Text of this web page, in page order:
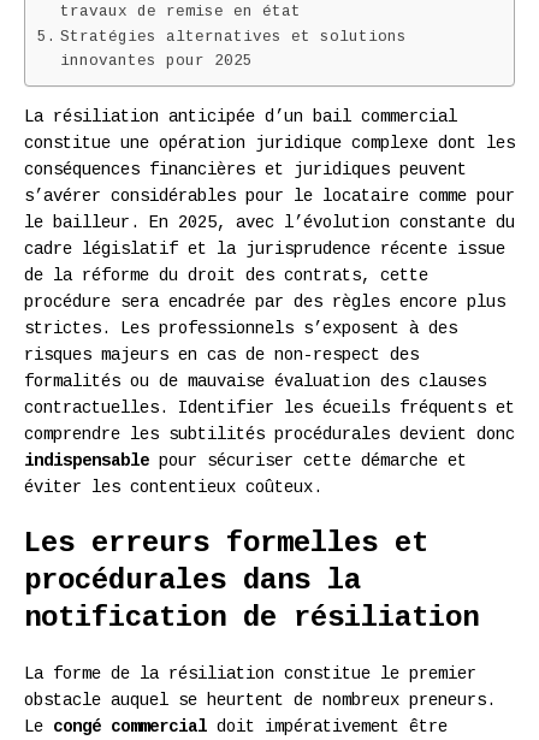
travaux de remise en état
Stratégies alternatives et solutions
innovantes pour 2025
La résiliation anticipée d’un bail commercial
constitue une opération juridique complexe dont les
conséquences financières et juridiques peuvent
s’avérer considérables pour le locataire comme pour
le bailleur. En 2025, avec l’évolution constante du
cadre législatif et la jurisprudence récente issue
de la réforme du droit des contrats, cette
procédure sera encadrée par des règles encore plus
strictes. Les professionnels s’exposent à des
risques majeurs en cas de non-respect des
formalités ou de mauvaise évaluation des clauses
contractuelles. Identifier les écueils fréquents et
comprendre les subtilités procédurales devient donc
indispensable pour sécuriser cette démarche et
éviter les contentieux coûteux.
Les erreurs formelles et
procédurales dans la
notification de résiliation
La forme de la résiliation constitue le premier
obstacle auquel se heurtent de nombreux preneurs.
Le congé commercial doit impérativement être